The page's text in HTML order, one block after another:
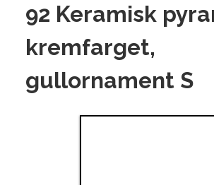
92 Keramisk
kremfarget,
gullornament S